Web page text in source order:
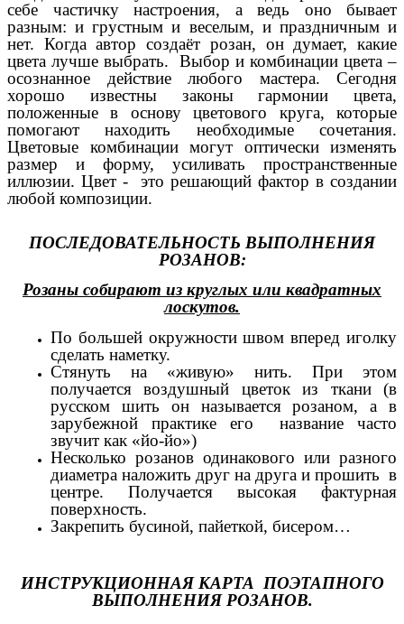
себе частичку настроения, а ведь оно бывает
разным: и грустным и веселым, и праздничным и
нет. Когда автор создаёт розан, он думает, какие
цвета лучше выбрать. Выбор и комбинации цвета –
осознанное действие любого мастера. Сегодня
хорошо известны законы гармонии цвета,
положенные в основу цветового круга, которые
помогают находить необходимые сочетания.
Цветовые комбинации могут оптически изменять
размер и форму, усиливать пространственные
иллюзии. Цвет - это решающий фактор в создании
любой композиции.
ПОСЛЕДОВАТЕЛЬНОСТЬ ВЫПОЛНЕНИЯ
РОЗАНОВ:
Розаны собирают из круглых или квадратных
лоскутов.
По большей окружности швом вперед иголку
сделать наметку.
Стянуть на «живую» нить. При этом
получается воздушный цветок из ткани (в
русском шить он называется розаном, а в
зарубежной практике его название часто
звучит как «йо-йо»)
Несколько розанов одинакового или разного
диаметра наложить друг на друга и прошить в
центре. Получается высокая фактурная
поверхность.
Закрепить бусиной, пайеткой, бисером…
ИНСТРУКЦИОННАЯ КАРТА ПОЭТАПНОГО
ВЫПОЛНЕНИЯ РОЗАНОВ.